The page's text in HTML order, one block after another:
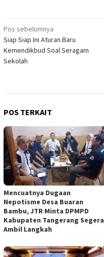
Navigasi
pos
Pos sebelumnya
Siap Siap Ini Aturan Baru
Kemendikbud Soal Seragam
Sekolah
POS TERKAIT
Mencuatnya Dugaan
Nepotisme Desa Buaran
Bambu, JTR Minta DPMPD
Kabupaten Tangerang Segera
Ambil Langkah